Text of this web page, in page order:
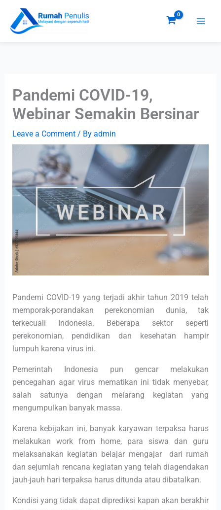
content
Pandemi COVID-19,
Webinar Semakin Bersinar
Leave a Comment / By admin
Pandemi COVID-19 yang terjadi akhir tahun 2019 telah
memporak-porandakan perekonomian dunia, tak
terkecuali Indonesia. Beberapa sektor seperti
perekonomian, pendidikan dan kesehatan hampir
lumpuh karena virus ini.
Pemerintah Indonesia pun gencar melakukan
pencegahan agar virus mematikan ini tidak menyebar,
salah satunya dengan melarang kegiatan yang
mengumpulkan banyak massa.
Karena kebijakan ini, banyak karyawan terpaksa harus
melakukan work from home, para siswa dan guru
melaksanakan kegiatan belajar mengajar dari rumah
dan sejumlah rencana kegiatan yang telah diagendakan
jauh-jauh hari terpaksa harus ditunda atau dibatalkan.
Kondisi yang tidak dapat diprediksi kapan akan berakhir